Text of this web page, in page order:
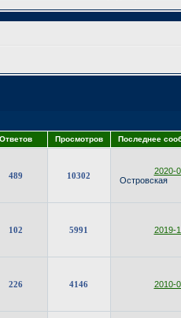
Ответов Просмотров Последнее
489
10302 2020-
Островская
102
5991 2019-
226 4146 2010-